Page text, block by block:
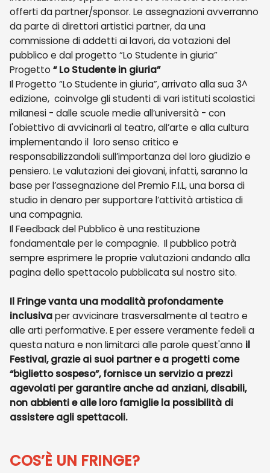
offerti da partner/sponsor. Le assegnazioni avverranno
da parte di direttori artistici partner, da una
commissione di addetti ai lavori, da votazioni del
pubblico e dal progetto “Lo Studente in giuria”
Progetto “ Lo Studente in giuria”
Il Progetto “Lo Studente in giuria”, arrivato alla sua 3^
edizione, coinvolge gli studenti di vari istituti scolastici
milanesi - dalle scuole medie all’università - con
l'obiettivo di avvicinarli al teatro, all’arte e alla cultura
implementando il loro senso critico e
responsabilizzandoli sull’importanza del loro giudizio e
pensiero. Le valutazioni dei giovani, infatti, saranno la
base per l’assegnazione del Premio F.I.L, una borsa di
studio in denaro per supportare l’attività artistica di
una compagnia.
Il Feedback del Pubblico è una restituzione
fondamentale per le compagnie. Il pubblico potrà
sempre esprimere le proprie valutazioni andando alla
pagina dello spettacolo pubblicata sul nostro sito.
Il Fringe vanta una modalità profondamente
inclusivaper avvicinare trasversalmente al teatro e
alle arti performative. E per essere veramente fedeli a
questa natura e non limitarci alle parole quest'anno il
Festival, grazie ai suoi partner e a progetti come
“biglietto sospeso”, fornisce un servizio a prezzi
agevolati per garantire anche ad anziani, disabili,
non abbienti e alle loro famiglie la possibilità di
assistere agli spettacoli.
COS’È UN FRINGE?